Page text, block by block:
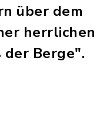
über dem
herrlichen
der Berge".